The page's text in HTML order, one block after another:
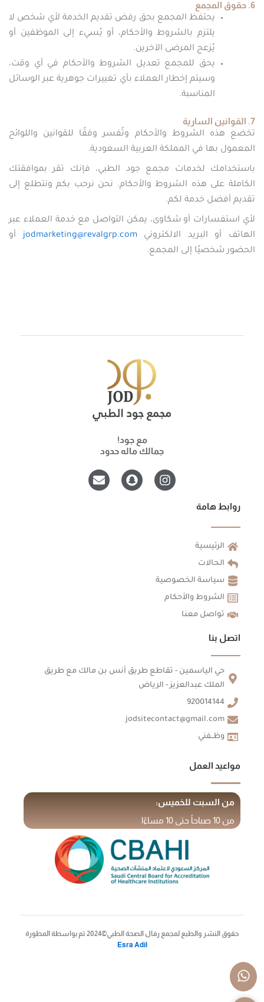
6. حقوق المجمع
يحتفظ المجمع بحق رفض تقديم الخدمة لأي شخص لا
يلتزم بالشروط والأحكام، أو يُسيء إلى الموظفين أو
يُزعج المرضى الآخرين.
يحق للمجمع تعديل الشروط والأحكام في أي وقت،
وسيتم إخطار العملاء بأي تغييرات جوهرية عبر الوسائل
المناسبة.
7. القوانين السارية
تخضع هذه الشروط والأحكام وتُفسر وفقًا للقوانين واللوائح
المعمول بها في المملكة العربية السعودية.
باستخدامك لخدمات مجمع جود الطبي، فإنك تقر بموافقتك
الكاملة على هذه الشروط والأحكام. نحن نرحب بكم ونتطلع إلى
تقديم أفضل خدمة لكم.
لأي استفسارات أو شكاوى، يمكن التواصل مع خدمة العملاء عبر
الهاتف أو البريد الالكترونيjodmarketing@revalgrp.com أو
الحضور شخصيًا إلى المجمع.
مع جود!
جمالك ماله حدود
I
n
s
S
n
a
E
n
v
روابط هامة
الرئيسية
الحالات
سياسة الخصوصية
الشروط والأحكام
تواصل معنا
اتصل بنا
حي الياسمين - تقاطع طريق أنس بن مالك مع طريق
الملك عبدالعزيز - الرياض
920014144
jodsitecontact@gmail.com
وظــفني
مواعيد العمل
من السبت للخميس:
من 10 صباحاً حتى 10 مساءًا
حقوق النشر والطبع لمجمع رفال الصحة الطبي©2024 تم بواسطة المطورة
Esra Adil